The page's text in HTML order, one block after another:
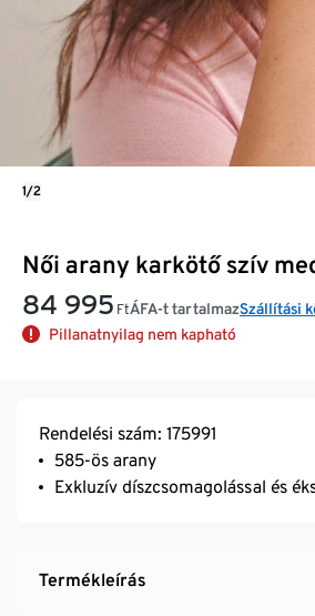
Női arany karkötő szív
84 995 FtÁFA-t tartalmazSzállítási
Pillanatnyilag nem kapható
1/2
Rendelési szám: 175991
585-ös arany
Exkluzív díszcsomagolással és
Termékleírás